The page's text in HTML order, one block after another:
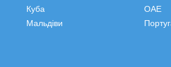
Куба
Мальдіви
ОАЕ